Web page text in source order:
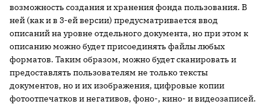
возможность создания и хранения фонда пользования. В
ней (как и в 3-ей версии) предусматривается ввод
описаний на уровне отдельного документа, но при этом к
описанию можно будет присоединять файлы любых
форматов. Таким образом, можно будет сканировать и
предоставлять пользователям не только тексты
документов, но и их изображения, цифровые копии
фотоотпечатков и негативов, фоно-, кино- и видеозаписей.